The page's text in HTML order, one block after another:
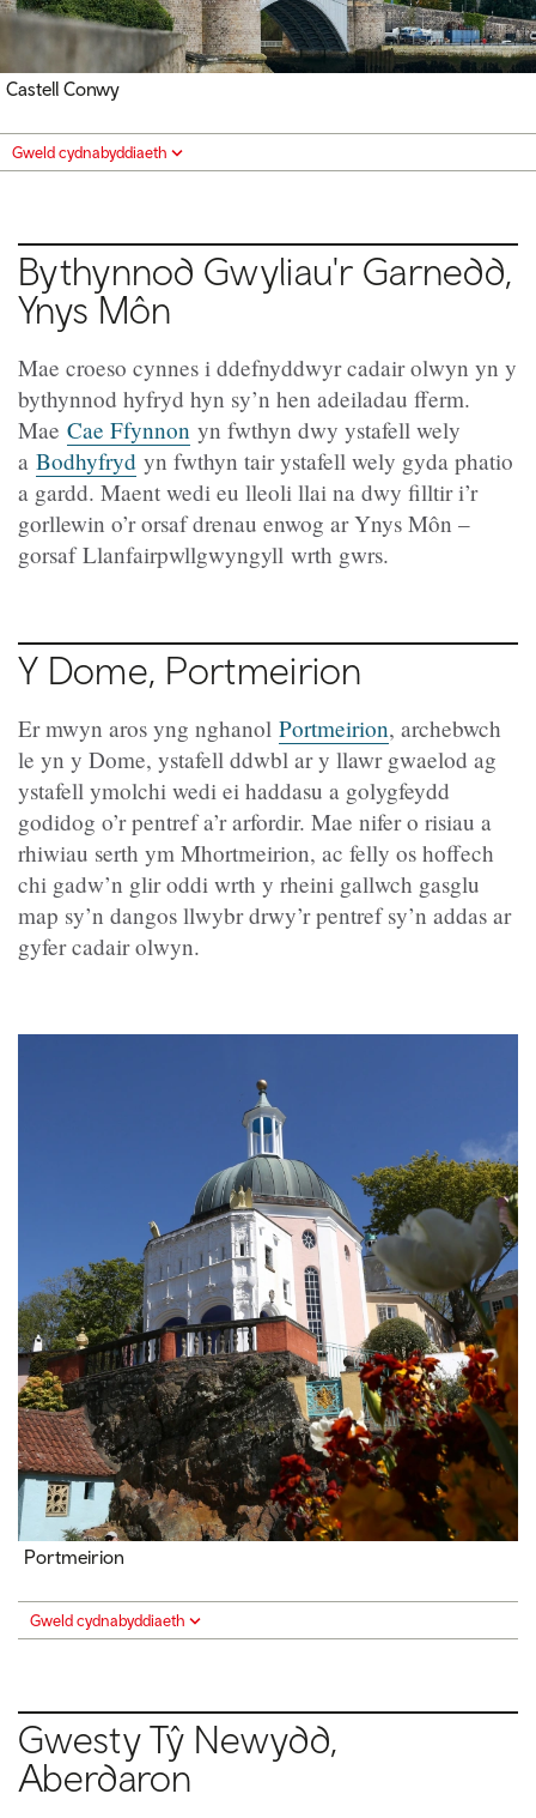
Castell Conwy
Gweld cydnabyddiaeth
Bythynnod Gwyliau'r Garnedd,
Ynys Môn
Mae croeso cynnes i ddefnyddwyr cadair olwyn yn y
bythynnod hyfryd hyn sy’n hen adeiladau fferm.
Mae Cae Ffynnon yn fwthyn dwy ystafell wely
a Bodhyfryd yn fwthyn tair ystafell wely gyda phatio
a gardd. Maent wedi eu lleoli llai na dwy filltir i’r
gorllewin o’r orsaf drenau enwog ar Ynys Môn –
gorsaf Llanfairpwllgwyngyll wrth gwrs.
Y Dome, Portmeirion
Er mwyn aros yng nghanol Portmeirion, archebwch
le yn y Dome, ystafell ddwbl ar y llawr gwaelod ag
ystafell ymolchi wedi ei haddasu a golygfeydd
godidog o’r pentref a’r arfordir. Mae nifer o risiau a
rhiwiau serth ym Mhortmeirion, ac felly os hoffech
chi gadw’n glir oddi wrth y rheini gallwch gasglu
map sy’n dangos llwybr drwy’r pentref sy’n addas ar
gyfer cadair olwyn.
Portmeirion
Gweld cydnabyddiaeth
Gwesty Tŷ Newydd,
Aberdaron